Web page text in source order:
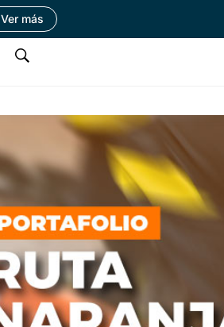
Ver más